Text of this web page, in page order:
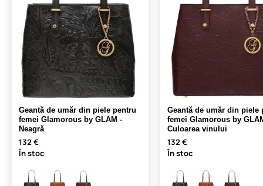
Geantă de umăr din piele pentru
femei Glamorous by GLAM -
Neagră
132 €
În stoc
Geantă de umăr din piele
femei Glamorous by
Culoarea vinului
132 €
În stoc